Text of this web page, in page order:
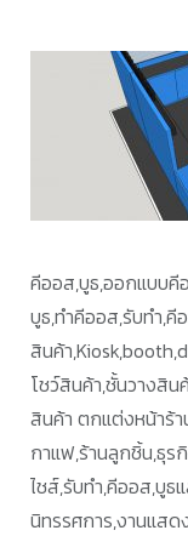
คีออส,บูธ,ออกแบบคี
บูธ,ทำคีออส,รับทำ,คี
สินค้า
โชว์สินค้า,ชั้นวางสิ
สินค้า ตกแต่งหน้าร้า
กาแฟ,ร้านลูกชิ้น,ธุร
ไชส์,รับทำ,คีออส,บูธ
นิทรรศการ,งานแสด